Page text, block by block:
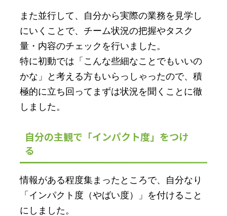
また並行して、自分から実際の業務を見学し
にいくことで、チーム状況の把握やタスク
量・内容のチェックを行いました。
特に初動では「こんな些細なことでもいいの
かな」と考える方もいらっしゃったので、積
極的に立ち回ってまずは状況を聞くことに徹
しました。
自分の主観で「インパクト度」をつけ
る
情報がある程度集まったところで、自分なり
「インパクト度（やばい度）」を付けること
にしました。